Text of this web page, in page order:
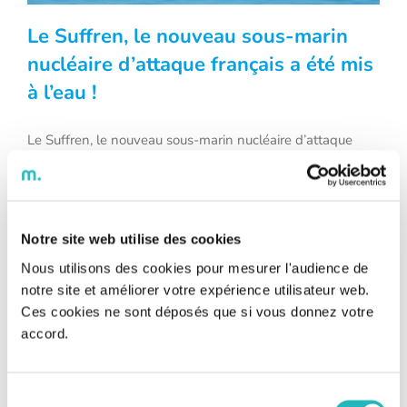
Notre site web utilise des cookies
Nous utilisons des cookies pour mesurer l'audience de
notre site et améliorer votre expérience utilisateur web.
Ces cookies ne sont déposés que si vous donnez votre
accord.
nucléaire d’attaque français a été mis à
Le Suffren, le nouveau sous-marin
nucléaire d’attaque français a été mis
à l’eau !
Le Suffren, le nouveau sous-marin nucléaire d’attaque
français a été mis à l’eau ! C’est dans le chantier naval de
Cherbourg, le 12 juillet dernier, que Naval Group a mis à
« Barracuda ». Baptisé le « Suffren », ce géant des mers
[...]